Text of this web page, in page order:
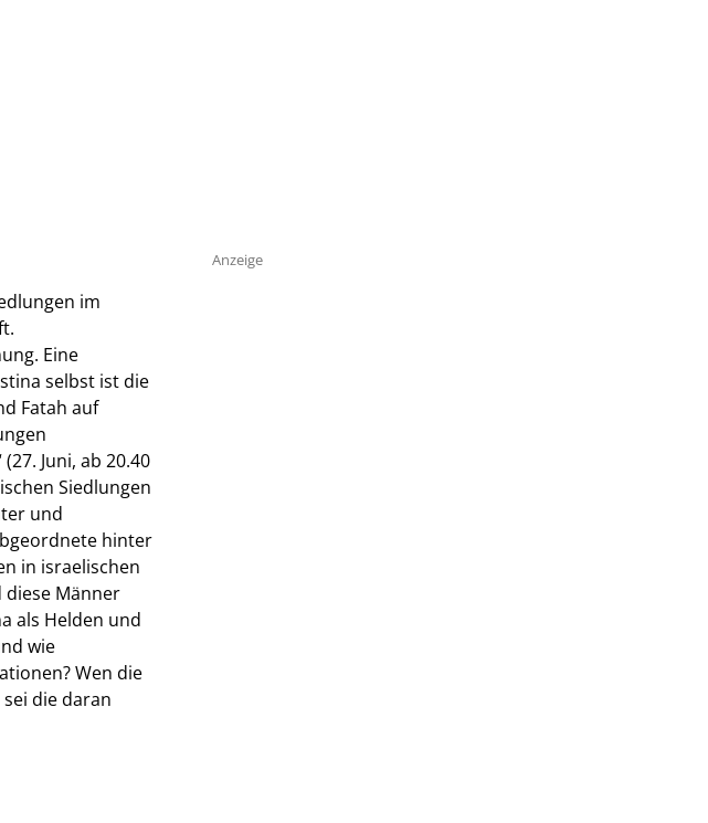
im
Eine
selbst ist die
Fatah auf
Juni, ab 20.40
Siedlungen
und
hinter
in israelischen
diese Männer
als Helden und
wie
Wen die
die daran
Anzeige